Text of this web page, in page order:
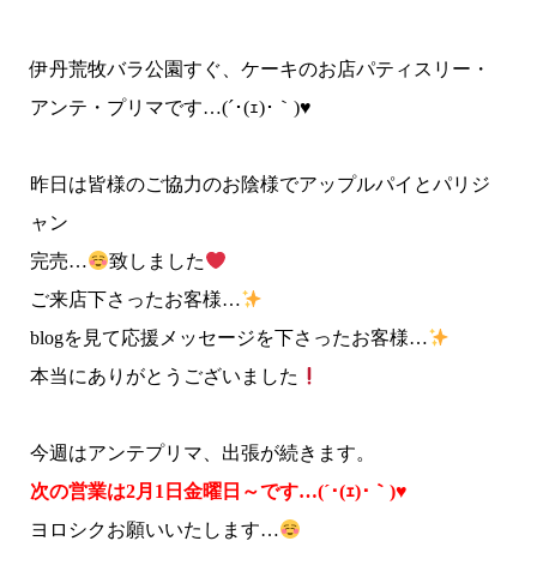
伊丹荒牧バラ公園すぐ、ケーキのお店パティスリー・
アンテ・プリマです…(´･(ｪ)･｀)♥
昨日は皆様のご協力のお陰様でアップルパイとパリジ
ャン
完売…
致しました
ご来店下さったお客様…
blogを見て応援メッセージを下さったお客様…
本当にありがとうございました
今週はアンテプリマ、出張が続きます。
次の営業は2月1日金曜日～です…(´･(ｪ)･｀)♥
ヨロシクお願いいたします…